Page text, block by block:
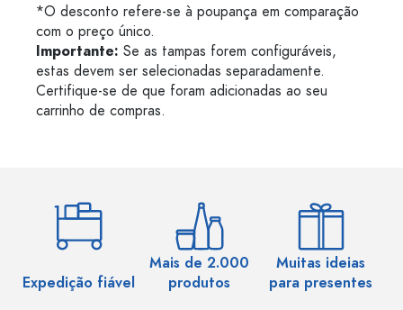
*O desconto refere-se à poupança em comparação
com o preço único.
Importante: Se as tampas forem configuráveis,
estas devem ser selecionadas separadamente.
Certifique-se de que foram adicionadas ao seu
carrinho de compras.
Expedição fiável
Mais de 2.000
produtos
Muitas ideias
para presentes